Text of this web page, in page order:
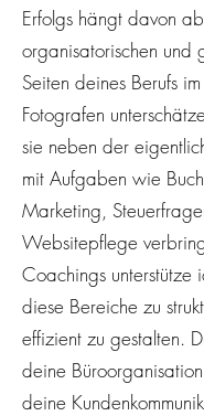
Erfolgs hängt davon
organisatorischen und
Seiten deines Berufs
Fotografen
sie neben der
mit Aufgaben wie
Marketing,
Websitepflege
Coachings
diese Bereiche zu
effizient zu gestalten.
deine
deine